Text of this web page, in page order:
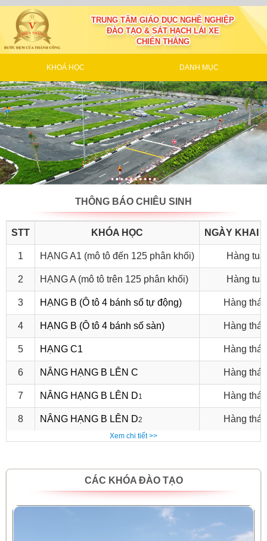
TRUNG TÂM GIÁO DỤC NGHỀ NGHIỆP
ĐÀO TẠO & SÁT HẠCH LÁI XE
CHIẾN THẮNG
KHOÁ HỌC DANH MỤC
THÔNG BÁO CHIÊU SINH
STT KHÓA HỌC NGÀY KHAI
1 HẠNG A1 (mô tô đến 125 phân khối) Hàng
2 HẠNG A (mô tô trên 125 phân khối) Hàng
3 HẠNG B (Ô tô 4 bánh số tự động) Hàng
4 HẠNG B (Ô tô 4 bánh số sàn) Hàng
5 HẠNG C1 Hàng
6 NÂNG HẠNG B LÊN C Hàng
7 NÂNG HẠNG B LÊN D1 Hàng
8 NÂNG HẠNG B LÊN D2 Hàng
Xem chi tiết >>
CÁC KHÓA ĐÀO TẠO